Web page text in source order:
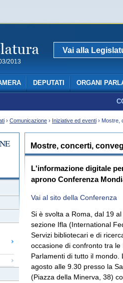
2013
Vai alla
DEPUTATI ORGANI
› Comunicazione › Iniziative ed eventi › Mostre,
Mostre, concerti,
L'informazione digitale
aprono Conferenza
Vai al sito della Conferenza
Si è svolta a Roma, dal 19
sezione Ifla (International
Servizi bibliotecari e di
occasione di confronto tra
Parlamenti di tutto il
agosto alle 9.30 presso la
(Piazza della Minerva, 38)